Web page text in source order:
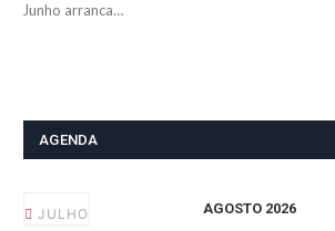
Junho arranca…
AGENDA
JULHO AGOSTO 2026